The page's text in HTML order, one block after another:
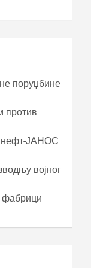
поруџбине
против
ЈАНОС
војног
фабрици